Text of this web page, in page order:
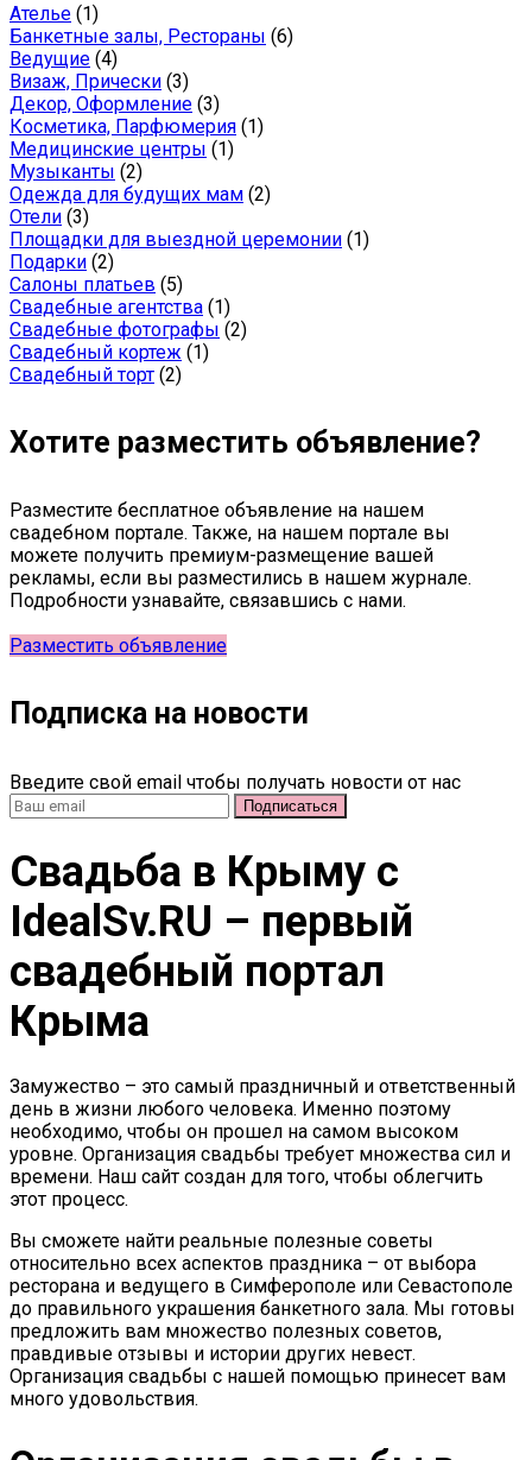
Ателье (1)
Банкетные залы, Рестораны (6)
Ведущие (4)
Визаж, Прически (3)
Декор, Оформление (3)
Косметика, Парфюмерия (1)
Медицинские центры (1)
Музыканты (2)
Одежда для будущих мам (2)
Отели (3)
Площадки для выездной церемонии (1)
Подарки (2)
Салоны платьев (5)
Свадебные агентства (1)
Свадебные фотографы (2)
Свадебный кортеж (1)
Свадебный торт (2)
Хотите разместить объявление?
Разместите бесплатное объявление на нашем
свадебном портале. Также, на нашем портале вы
можете получить премиум-размещение вашей
рекламы, если вы разместились в нашем журнале.
Подробности узнавайте, связавшись с нами.
Разместить объявление
Подписка на новости
Введите свой email чтобы получать новости от нас
Свадьба в Крыму c
IdealSv.RU – первый
свадебный портал
Крыма
Замужество – это самый праздничный и ответственный
день в жизни любого человека. Именно поэтому
необходимо, чтобы он прошел на самом высоком
уровне. Организация свадьбы требует множества сил и
времени. Наш сайт создан для того, чтобы облегчить
этот процесс.
Вы сможете найти реальные полезные советы
относительно всех аспектов праздника – от выбора
ресторана и ведущего в Симферополе или Севастополе
до правильного украшения банкетного зала. Мы готовы
предложить вам множество полезных советов,
правдивые отзывы и истории других невест.
Организация свадьбы с нашей помощью принесет вам
много удовольствия.